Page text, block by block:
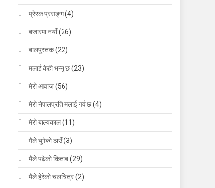
प्रेरक प्रसङ्ग(4)
बजारमा नयाँ(26)
बालपुस्तक(22)
मलाई केही भन्नु छ(23)
मेरो आवाज(56)
मेरो नेपालप्रति मलाई गर्व छ(4)
मेरो बाल्यकाल(11)
मैले घुमेको ठाउँ(3)
मैले पढेको किताब(29)
मैले हेरेको चलचित्र(2)